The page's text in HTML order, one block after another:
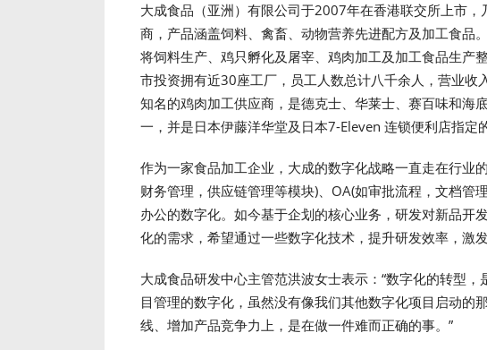
大成食品（亚洲）有限公司于2007年在香港联交所上市
商，产品涵盖饲料、禽畜、动物营养先进配方及加工食品
将饲料生产、鸡只孵化及屠宰、鸡肉加工及加工食品生产
市投资拥有近30座工厂，员工人数总计八千余人，营业收
知名的鸡肉加工供应商，是德克士、华莱士、赛百味和海
一，并是日本伊藤洋华堂及日本7-Eleven 连锁便利店指定
作为一家食品加工企业，大成的数字化战略一直走在行业
财务管理，供应链管理等模块)、OA(如审批流程，文档管
办公的数字化。如今基于企划的核心业务，研发对新品开
化的需求，希望通过一些数字化技术，提升研发效率，激发
大成食品研发中心主管范洪波女士表示：“数字化的转型
目管理的数字化，虽然没有像我们其他数字化项目启动的
线、增加产品竞争力上，是在做一件难而正确的事。”